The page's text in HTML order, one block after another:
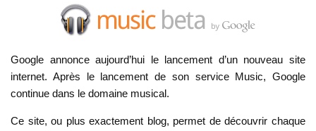
Google annonce aujourd’hui le lancement d’un nouveau site
internet. Après le lancement de son service Music, Google
continue dans le domaine musical.
Ce site, ou plus exactement blog, permet de découvrir chaque